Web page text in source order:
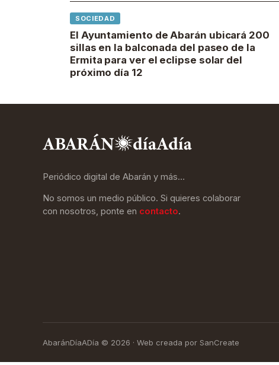
SOCIEDAD
El Ayuntamiento de Abarán ubicará 200
sillas en la balconada del paseo de la
Ermita para ver el eclipse solar del
próximo día 12
Periódico digital de Abarán y más…
No somos un medio público. Si quieres colaborar
con nosotros, ponte en contacto.
AbaránDíaADía © 2026 · Web creada por SanCreate